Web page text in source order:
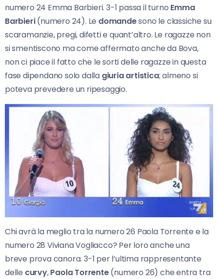
numero 24 Emma Barbieri. 3-1 passa il turno Emma
Barbieri(numero 24). Le domandesono le classiche su
scaramanzie, pregi, difetti e quant’altro. Le ragazze non
si smentiscono ma come affermato anche da Bova,
non ci piace il fatto che le sorti delle ragazze in questa
fase dipendano solo dalla giuria artistica; almeno si
poteva prevedere un ripesaggio.
Chi avrà la meglio tra la numero 26 Paola Torrente e la
numero 28 Viviana Vogliacco? Per loro anche una
breve prova canora. 3-1 per l’ultima rappresentante
delle curvy,Paola Torrente(numero 26) che entra tra